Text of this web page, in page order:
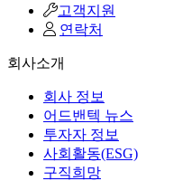
고객지원
연락처
회사소개
회사 정보
어드밴텍 뉴스
투자자 정보
사회활동(ESG)
구직희망